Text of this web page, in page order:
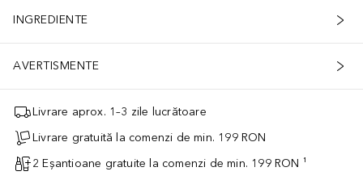
INGREDIENTE
AVERTISMENTE
Livrare aprox. 1–3 zile lucrătoare
Livrare gratuită la comenzi de min. 199 RON
2 Eșantioane gratuite la comenzi de min. 199 RON ¹